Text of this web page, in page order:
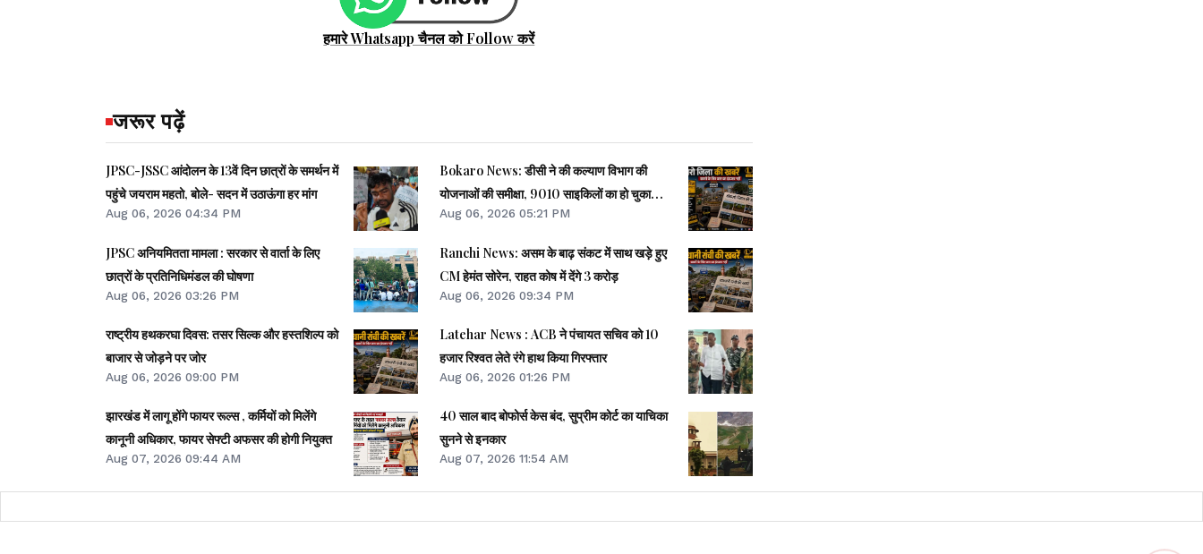
हमारे Whatsapp चैनल को Follow करें
जरूर पढ़ें
JPSC-JSSC आंदोलन के 13वें दिन छात्रों के समर्थन में
पहुंचे जयराम महतो, बोले- सदन में उठाऊंगा हर मांग
Aug 06, 2026 04:34 PM
JPSC अनियमितता मामला : सरकार से वार्ता के लिए
छात्रों के प्रतिनिधिमंडल की घोषणा
Aug 06, 2026 03:26 PM
राष्ट्रीय हथकरघा दिवस: तसर सिल्क और हस्तशिल्प को
बाजार से जोड़ने पर जोर
Aug 06, 2026 09:00 PM
झारखंड में लागू होंगे फायर रूल्स , कर्मियों को मिलेंगे
कानूनी अधिकार, फायर सेफ्टी अफसर की होगी नियुक्त
Aug 07, 2026 09:44 AM
Bokaro News: डीसी ने की कल्याण विभाग की
योजनाओं की समीक्षा, 9010 साइकिलों का हो चुका
वितरण
Aug 06, 2026 05:21 PM
Ranchi News: असम के बाढ़ संकट में साथ खड़े हुए
CM हेमंत सोरेन, राहत कोष में देंगे 3 करोड़
Aug 06, 2026 09:34 PM
Latehar News : ACB ने पंचायत सचिव को 10
हजार रिश्वत लेते रंगे हाथ किया गिरफ्तार
Aug 06, 2026 01:26 PM
40 साल बाद बोफोर्स केस बंद, सुप्रीम कोर्ट का याचिका
सुनने से इनकार
Aug 07, 2026 11:54 AM